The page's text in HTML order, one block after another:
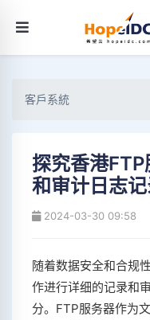
客戶系統
探究香港
和审计日志
2024-03-30 09:58
随着数据安全和合规
作进行详细的记录和
分。FTP服务器作为